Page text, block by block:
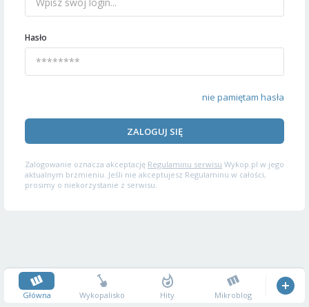
Hasło
nie pamiętam hasła
ZALOGUJ SIĘ
Zalogowanie oznacza akceptację Regulaminu serwisu Wykop.pl w jego
aktualnym brzmieniu. Jeśli nie akceptujesz Regulaminu w całości,
prosimy o niekorzystanie z serwisu.
Główna Wykopalisko Hity Mikroblog